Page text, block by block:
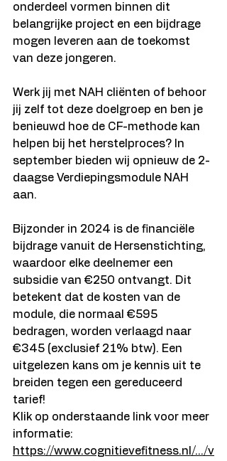
onderdeel vormen binnen dit
belangrijke project en een bijdrage
mogen leveren aan de toekomst
van deze jongeren.
Werk jij met NAH cliënten of behoor
jij zelf tot deze doelgroep en ben je
benieuwd hoe de CF-methode kan
helpen bij het herstelproces? In
september bieden wij opnieuw de 2-
daagse Verdiepingsmodule NAH
aan.
Bijzonder in 2024 is de financiële
bijdrage vanuit de Hersenstichting,
waardoor elke deelnemer een
subsidie van €250 ontvangt. Dit
betekent dat de kosten van de
module, die normaal €595
bedragen, worden verlaagd naar
€345 (exclusief 21% btw). Een
uitgelezen kans om je kennis uit te
breiden tegen een gereduceerd
tarief!
Klik op onderstaande link voor meer
informatie:
https://www.cognitievefitness.nl/.../v